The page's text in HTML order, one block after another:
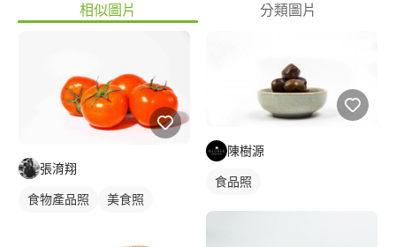
相似圖片 分類圖片
張淯翔
食物產品照 美食照
陳樹源
食品照